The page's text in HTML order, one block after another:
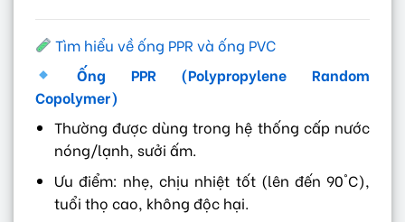
Tìm hiểu về ống PPR và ống PVC
Ống PPR (Polypropylene Random
Copolymer)
Thường được dùng trong hệ thống cấp nước
nóng/lạnh, sưởi ấm.
Ưu điểm: nhẹ, chịu nhiệt tốt (lên đến 90°C),
tuổi thọ cao, không độc hại.